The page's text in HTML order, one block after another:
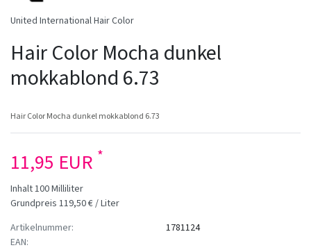
United International Hair Color
Hair Color Mocha dunkel
mokkablond 6.73
Hair Color Mocha dunkel mokkablond 6.73
11,95 EUR *
Inhalt100Milliliter
Grundpreis 119,50 € / Liter
Artikelnummer:
EAN:
1781124